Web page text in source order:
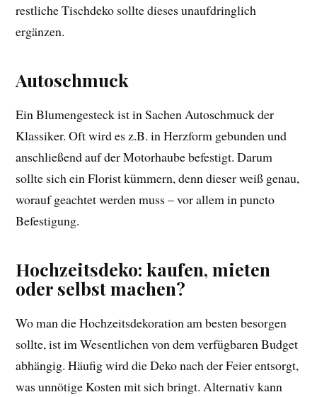
restliche Tischdeko sollte dieses unaufdringlich
ergänzen.
Autoschmuck
Ein Blumengesteck ist in Sachen Autoschmuck der
Klassiker. Oft wird es z.B. in Herzform gebunden und
anschließend auf der Motorhaube befestigt. Darum
sollte sich ein Florist kümmern, denn dieser weiß genau,
worauf geachtet werden muss – vor allem in puncto
Befestigung.
Hochzeitsdeko: kaufen, mieten
oder selbst machen?
Wo man die Hochzeitsdekoration am besten besorgen
sollte, ist im Wesentlichen von dem verfügbaren Budget
abhängig. Häufig wird die Deko nach der Feier entsorgt,
was unnötige Kosten mit sich bringt. Alternativ kann